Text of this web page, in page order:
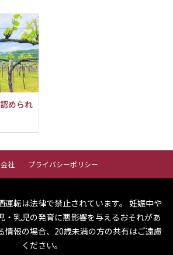
められ
社 プライバシーポリシー
転は法律で禁止されています。 妊娠中や
・乳児の発育に悪影響を与えるおそれがあ
情報の場合、20歳未満の方の共有はご遠慮
ください。